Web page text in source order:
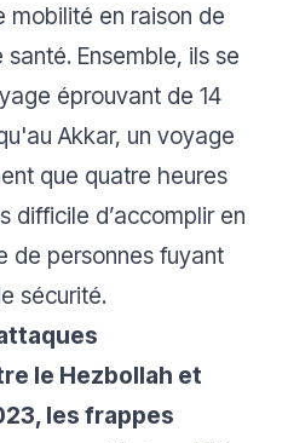
mobilité en raison de
Ensemble, ils se
éprouvant de 14
Akkar, un voyage
que quatre heures
difficile d’accomplir en
de personnes fuyant
sécurité.
le Hezbollah et
les frappes